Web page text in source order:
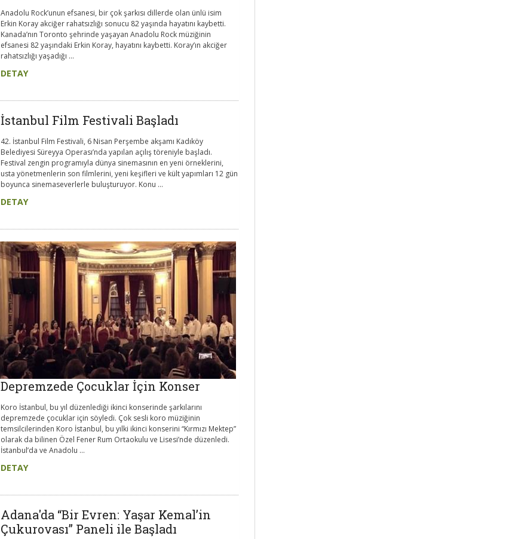
Anadolu Rock’unun efsanesi, bir çok şarkısı dillerde olan ünlü isim
Erkin Koray akciğer rahatsızlığı sonucu 82 yaşında hayatını kaybetti.
Kanada’nın Toronto şehrinde yaşayan Anadolu Rock müziğinin
efsanesi 82 yaşındaki Erkin Koray, hayatını kaybetti. Koray’ın akciğer
rahatsızlığı yaşadığı ...
DETAY
İstanbul Film Festivali Başladı
42. İstanbul Film Festivali, 6 Nisan Perşembe akşamı Kadıköy
Belediyesi Süreyya Operası’nda yapılan açılış töreniyle başladı.
Festival zengin programıyla dünya sinemasının en yeni örneklerini,
usta yönetmenlerin son filmlerini, yeni keşifleri ve kült yapımları 12 gün
boyunca sinemaseverlerle buluşturuyor. Konu ...
DETAY
Depremzede Çocuklar İçin Konser
Koro İstanbul, bu yıl düzenlediği ikinci konserinde şarkılarını
depremzede çocuklar için söyledi. Çok sesli koro müziğinin
temsilcilerinden Koro İstanbul, bu yılki ikinci konserini “Kırmızı Mektep”
olarak da bilinen Özel Fener Rum Ortaokulu ve Lisesi’nde düzenledi.
İstanbul’da ve Anadolu ...
DETAY
Adana'da “Bir Evren: Yaşar Kemal’in
Çukurovası” Paneli ile Başladı